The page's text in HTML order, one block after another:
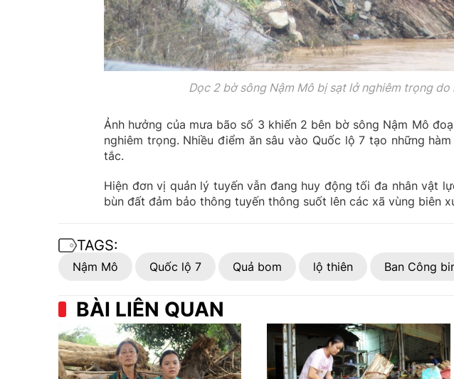
Dọc 2 bờ sông Nậm Mô bị sạt lở nghiêm trọng do
Ảnh hưởng của mưa bão số 3 khiến 2 bên bờ sông Nậm Mô
nghiêm trọng. Nhiều điểm ăn sâu vào Quốc lộ 7 tạo những
tắc.
Hiện đơn vị quản lý tuyến vẫn đang huy động tối đa nhân vật
bùn đất đảm bảo thông tuyến thông suốt lên các xã vùng biên
TAGS:
Nậm Mô Quốc lộ 7 Quả bom lộ thiên Ban Công
BÀI LIÊN QUAN